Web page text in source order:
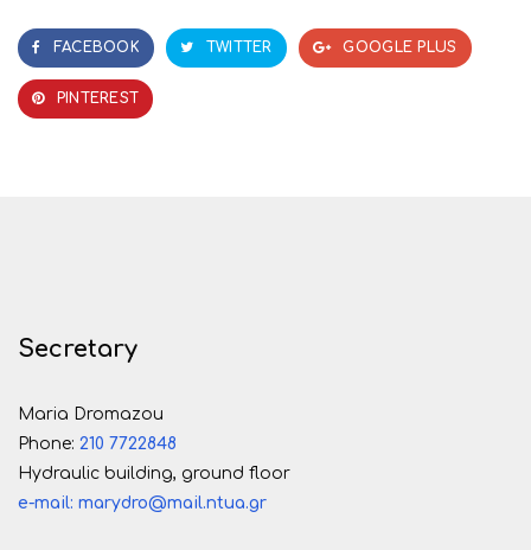
FACEBOOK TWITTER GOOGLE PLUS
PINTEREST
Secretary
Maria Dromazou
Phone: 210 7722848
Hydraulic building, ground floor
e-mail: marydro@mail.ntua.gr